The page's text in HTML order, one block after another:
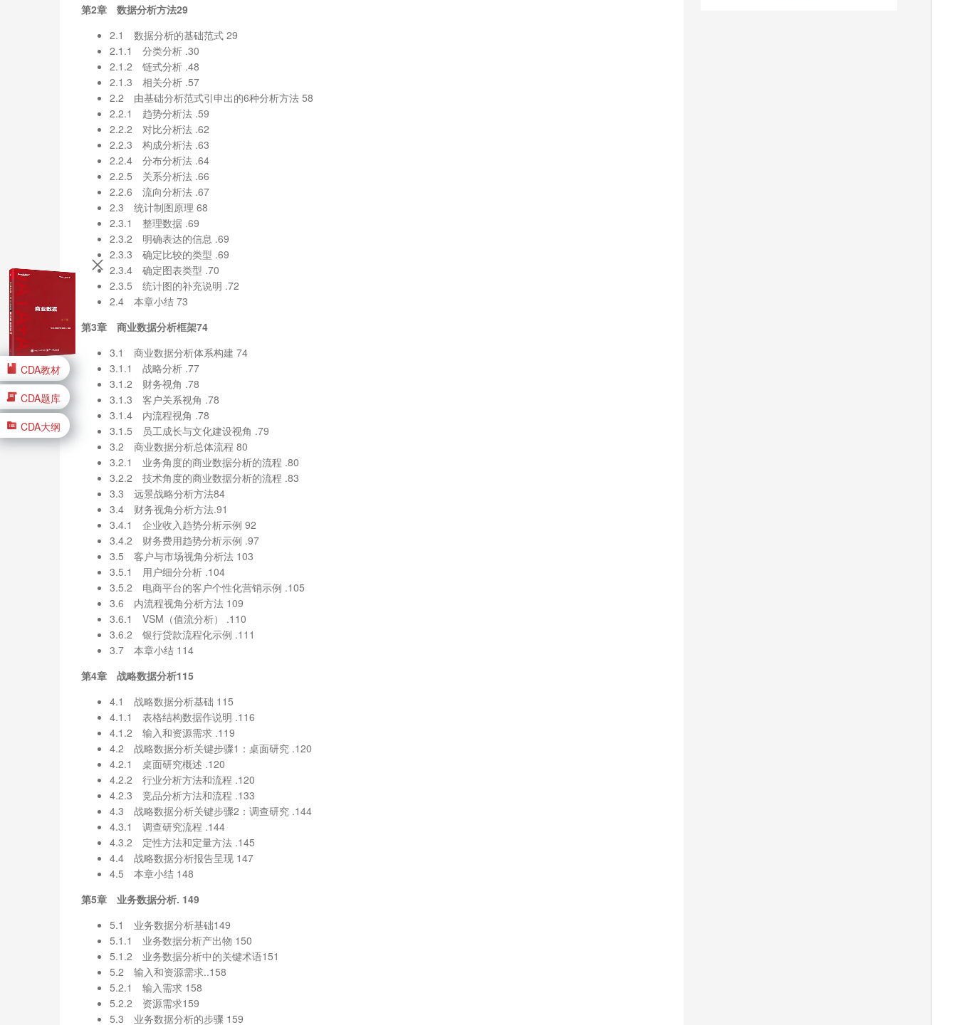
第2章 数据分析方法29
2.1 数据分析的基础范式 29
2.1.1 分类分析 .30
2.1.2 链式分析 .48
2.1.3 相关分析 .57
2.2 由基础分析范式引申出的6种分析方法 58
2.2.1 趋势分析法 .59
2.2.2 对比分析法 .62
2.2.3 构成分析法 .63
2.2.4 分布分析法 .64
2.2.5 关系分析法 .66
2.2.6 流向分析法 .67
2.3 统计制图原理 68
2.3.1 整理数据 .69
2.3.2 明确表达的信息 .69
2.3.3 确定比较的类型 .69
2.3.4 确定图表类型 .70
2.3.5 统计图的补充说明 .72
2.4 本章小结 73
第3章 商业数据分析框架74
3.1 商业数据分析体系构建 74
3.1.1 战略分析 .77
3.1.2 财务视角 .78
3.1.3 客户关系视角 .78
3.1.4 内流程视角 .78
3.1.5 员工成长与文化建设视角 .79
3.2 商业数据分析总体流程 80
3.2.1 业务角度的商业数据分析的流程 .80
3.2.2 技术角度的商业数据分析的流程 .83
3.3 远景战略分析方法84
3.4 财务视角分析方法.91
3.4.1 企业收入趋势分析示例 92
3.4.2 财务费用趋势分析示例 .97
3.5 客户与市场视角分析法 103
3.5.1 用户细分分析 .104
3.5.2 电商平台的客户个性化营销示例 .105
3.6 内流程视角分析方法 109
3.6.1 VSM（值流分析） .110
3.6.2 银行贷款流程化示例 .111
3.7 本章小结 114
第4章 战略数据分析115
4.1 战略数据分析基础 115
4.1.1 表格结构数据作说明 .116
4.1.2 输入和资源需求 .119
4.2 战略数据分析关键步骤1：桌面研究 .120
4.2.1 桌面研究概述 .120
4.2.2 行业分析方法和流程 .120
4.2.3 竞品分析方法和流程 .133
4.3 战略数据分析关键步骤2：调查研究 .144
4.3.1 调查研究流程 .144
4.3.2 定性方法和定量方法 .145
4.4 战略数据分析报告呈现 147
4.5 本章小结 148
第5章 业务数据分析. 149
5.1 业务数据分析基础149
5.1.1 业务数据分析产出物 150
5.1.2 业务数据分析中的关键术语151
5.2 输入和资源需求..158
5.2.1 输入需求 158
5.2.2 资源需求159
5.3 业务数据分析的步骤 159
CDA教材
CDA题库
CDA大纲